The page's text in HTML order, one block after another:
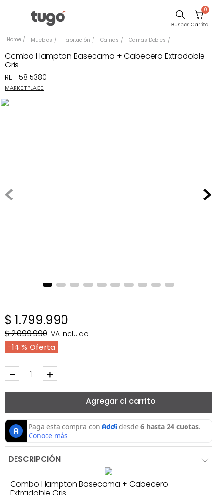
0
Muebles Habitación Camas Camas Dobles
Combo Hampton Basecama + Cabecero Extradoble
Gris
REF: 5815380
MARKETPLACE
$ 1.799.990
$2.099.990 IVA incluido
14 %
＋
－
Agregar al carrito
DESCRIPCIÓN
Combo Hampton Basecama + Cabecero
Comedor
Escritorio
Silla